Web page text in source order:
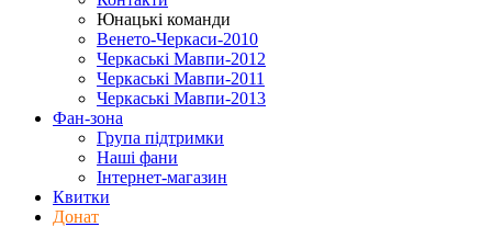
Юнацькі команди
Венето-Черкаси-2010
Черкаські Мавпи-2012
Черкаські Мавпи-2011
Черкаські Мавпи-2013
Фан-зона
Група підтримки
Наші фани
Інтернет-магазин
Квитки
Донат